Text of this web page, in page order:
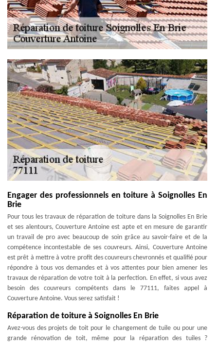
Engager des professionnels en toiture à Soignolles En
Brie
Pour tous les travaux de réparation de toiture dans la Soignolles En Brie
et ses alentours, Couverture Antoine est apte et en mesure de garantir
un travail de pro avec beaucoup de soin grâce au savoir-faire et de la
compétence incontestable de ses couvreurs. Ainsi, Couverture Antoine
est prêt à mettre à votre profit des couvreurs chevronnés et qualifié pour
répondre à tous vos demandes et à vos attentes pour bien amener les
travaux de réparation de votre toit à la perfection. En effet, si vous avez
besoin des couvreurs compétents dans le 77111, faites appel à
Couverture Antoine. Vous serez satisfait !
Réparation de toiture à Soignolles En Brie
Avez-vous des projets de toit pour le changement de tuile ou pour une
grande rénovation de toit, même pour la réparation des tuiles ?